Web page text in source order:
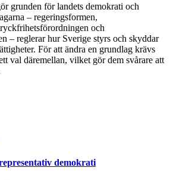
grunden för landets demokrati och
– regeringsformen,
och
– reglerar hur Sverige styrs och skyddar
För att ändra en grundlag krävs
val däremellan, vilket gör dem svårare att
demokrati